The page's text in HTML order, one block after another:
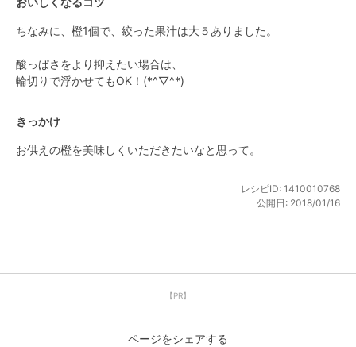
ちなみに、橙1個で、絞った果汁は大５ありました。
酸っぱさをより抑えたい場合は、
輪切りで浮かせてもOK！(*^▽^*)
きっかけ
お供えの橙を美味しくいただきたいなと思って。
レシピID: 1410010768
公開日: 2018/01/16
【PR】
ページをシェアする